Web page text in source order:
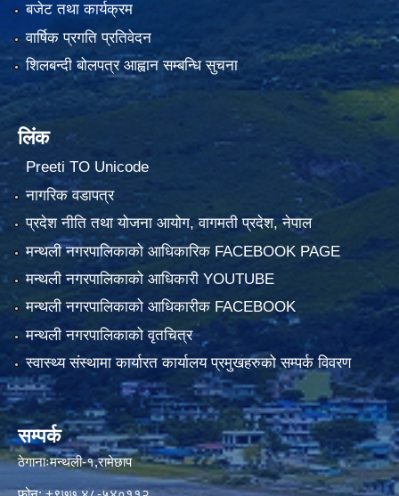
बजेट तथा कार्यक्रम
वार्षिक प्रगति प्रतिवेदन
शिलबन्दी बोलपत्र आह्वान सम्बन्धि सुचना
लिंक
Preeti TO Unicode
नागरिक वडापत्र
प्रदेश नीति तथा योजना आयोग, वागमती प्रदेश, नेपाल
मन्थली नगरपालिकाको आधिकारिक FACEBOOK PAGE
मन्थली नगरपालिकाको आधिकारी YOUTUBE
मन्थली नगरपालिकाको आधिकारीक FACEBOOK
मन्थली नगरपालिकाको वृतचित्र
स्वास्थ्य संस्थामा कार्यारत कार्यालय प्रमुखहरुको सम्पर्क विवरण
सम्पर्क
ठेगानाःमन्थली-१,रामेछाप